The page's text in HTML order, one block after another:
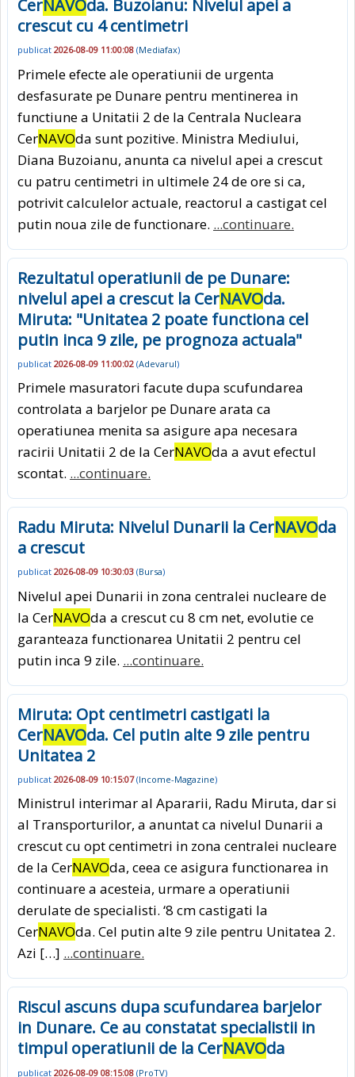
CerNAVOda. Buzoianu: Nivelul apei a
crescut cu 4 centimetri
publicat 2026-08-09 11:00:08 (Mediafax)
Primele efecte ale operatiunii de urgenta
desfasurate pe Dunare pentru mentinerea in
functiune a Unitatii 2 de la Centrala Nucleara
CerNAVOda sunt pozitive. Ministra Mediului,
Diana Buzoianu, anunta ca nivelul apei a crescut
cu patru centimetri in ultimele 24 de ore si ca,
potrivit calculelor actuale, reactorul a castigat cel
putin noua zile de functionare. ...continuare.
Rezultatul operatiunii de pe Dunare:
nivelul apei a crescut la CerNAVOda.
Miruta: "Unitatea 2 poate functiona cel
putin inca 9 zile, pe prognoza actuala"
publicat 2026-08-09 11:00:02 (Adevarul)
Primele masuratori facute dupa scufundarea
controlata a barjelor pe Dunare arata ca
operatiunea menita sa asigure apa necesara
racirii Unitatii 2 de la CerNAVOda a avut efectul
scontat. ...continuare.
Radu Miruta: Nivelul Dunarii la CerNAVOda
a crescut
publicat 2026-08-09 10:30:03 (Bursa)
Nivelul apei Dunarii in zona centralei nucleare de
la CerNAVOda a crescut cu 8 cm net, evolutie ce
garanteaza functionarea Unitatii 2 pentru cel
putin inca 9 zile. ...continuare.
Miruta: Opt centimetri castigati la
CerNAVOda. Cel putin alte 9 zile pentru
Unitatea 2
publicat 2026-08-09 10:15:07(Income-Magazine)
Ministrul interimar al Apararii, Radu Miruta, dar si
al Transporturilor, a anuntat ca nivelul Dunarii a
crescut cu opt centimetri in zona centralei nucleare
de la CerNAVOda, ceea ce asigura functionarea in
continuare a acesteia, urmare a operatiunii
derulate de specialisti. ‘8 cm castigati la
CerNAVOda. Cel putin alte 9 zile pentru Unitatea 2.
Azi […] ...continuare.
Riscul ascuns dupa scufundarea barjelor
in Dunare. Ce au constatat specialistii in
timpul operatiunii de la CerNAVOda
publicat 2026-08-09 08:15:08 (ProTV)